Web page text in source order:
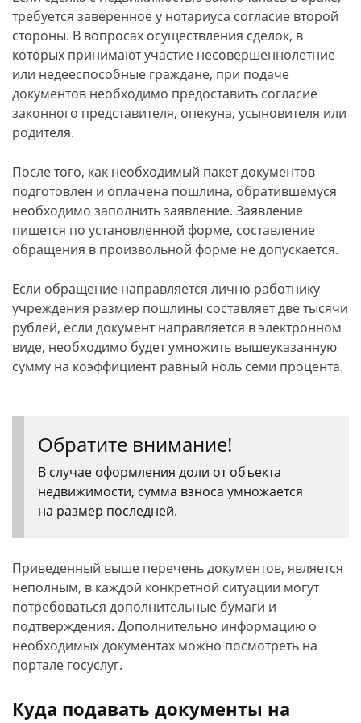
требуется заверенное у нотариуса согласие второй
стороны. В вопросах осуществления сделок, в
которых принимают участие несовершеннолетние
или недееспособные граждане, при подаче
документов необходимо предоставить согласие
законного представителя, опекуна, усыновителя или
родителя.
После того, как необходимый пакет документов
подготовлен и оплачена пошлина, обратившемуся
необходимо заполнить заявление. Заявление
пишется по установленной форме, составление
обращения в произвольной форме не допускается.
Если обращение направляется лично работнику
учреждения размер пошлины составляет две тысячи
рублей, если документ направляется в электронном
виде, необходимо будет умножить вышеуказанную
сумму на коэффициент равный ноль семи процента.
Обратите внимание!
В случае оформления доли от объекта
недвижимости, сумма взноса умножается
на размер последней.
Приведенный выше перечень документов, является
неполным, в каждой конкретной ситуации могут
потребоваться дополнительные бумаги и
подтверждения. Дополнительно информацию о
необходимых документах можно посмотреть на
портале госуслуг.
Куда подавать документы на